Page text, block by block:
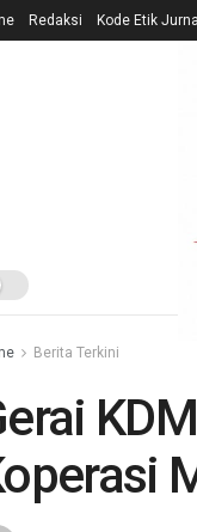
Redaksi Kode Etik
Berita Terkini